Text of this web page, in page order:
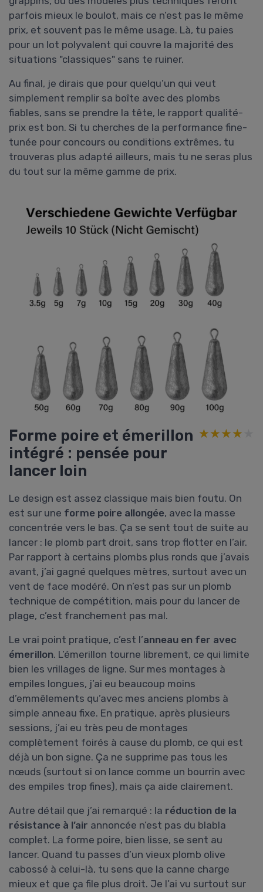
parfois mieux le boulot, mais ce n’est pas le même
prix, et souvent pas le même usage. Là, tu paies
pour un lot polyvalent qui couvre la majorité des
situations "classiques" sans te ruiner.
Au final, je dirais que pour quelqu’un qui veut
simplement remplir sa boîte avec des plombs
fiables, sans se prendre la tête, le rapport qualité-
prix est bon. Si tu cherches de la performance fine-
tunée pour concours ou conditions extrêmes, tu
trouveras plus adapté ailleurs, mais tu ne seras plus
du tout sur la même gamme de prix.
Forme poire et émerillon
intégré : pensée pour
lancer loin
★★★★★
★★★★★
Le design est assez classique mais bien foutu. On
est sur une forme poire allongée, avec la masse
concentrée vers le bas. Ça se sent tout de suite au
lancer : le plomb part droit, sans trop flotter en l’air.
Par rapport à certains plombs plus ronds que j’avais
avant, j’ai gagné quelques mètres, surtout avec un
vent de face modéré. On n’est pas sur un plomb
technique de compétition, mais pour du lancer de
plage, c’est franchement pas mal.
Le vrai point pratique, c’est l’anneau en fer avec
émerillon. L’émerillon tourne librement, ce qui limite
bien les vrillages de ligne. Sur mes montages à
empiles longues, j’ai eu beaucoup moins
d’emmêlements qu’avec mes anciens plombs à
simple anneau fixe. En pratique, après plusieurs
sessions, j’ai eu très peu de montages
complètement foirés à cause du plomb, ce qui est
déjà un bon signe. Ça ne supprime pas tous les
nœuds (surtout si on lance comme un bourrin avec
des empiles trop fines), mais ça aide clairement.
Autre détail que j’ai remarqué : la réduction de la
résistance à l’air annoncée n’est pas du blabla
complet. La forme poire, bien lisse, se sent au
lancer. Quand tu passes d’un vieux plomb olive
cabossé à celui-là, tu sens que la canne charge
mieux et que ça file plus droit. Je l’ai vu surtout sur